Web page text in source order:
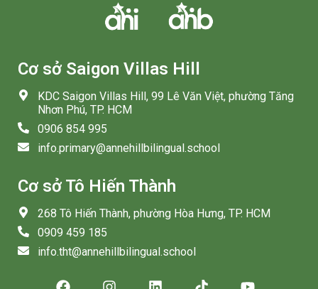
Cơ sở Saigon Villas Hill
KDC Saigon Villas Hill, 99 Lê Văn Việt, phường Tăng
Nhơn Phú, TP. HCM
0906 854 995
info.primary@annehillbilingual.school
Cơ sở Tô Hiến Thành
268 Tô Hiến Thành, phường Hòa Hưng, TP. HCM
0909 459 185
info.tht@annehillbilingual.school